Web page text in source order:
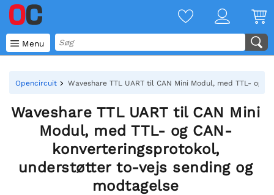
 Menu
Opencircuit Waveshare TTL UART til CAN Mini Modul, med TTL- og
Waveshare TTL UART til CAN Mini
Modul, med TTL- og CAN-
konverteringsprotokol,
understøtter to-vejs sending og
modtagelse